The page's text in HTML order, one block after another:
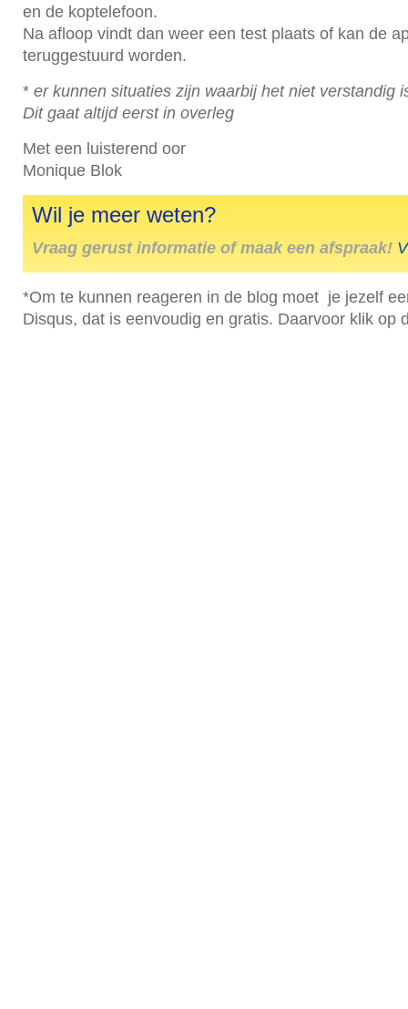
en de koptelefoon.
Na afloop vindt dan weer een test plaats of kan de
teruggestuurd worden.
* er kunnen situaties zijn waarbij het niet verstandig
Dit gaat altijd eerst in overleg
Met een luisterend oor
Monique Blok
Wil je meer weten?
Vraag gerust informatie of maak een afspraak!
*Om te kunnen reageren in de blog moet je jezelf
Disqus, dat is eenvoudig en gratis. Daarvoor klik op